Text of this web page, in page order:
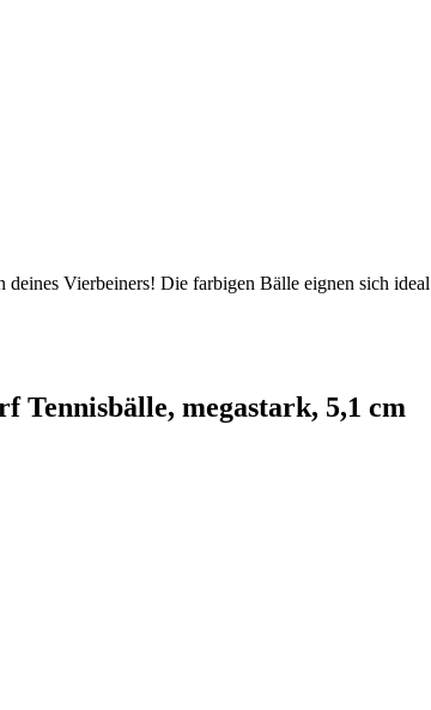
deines Vierbeiners! Die farbigen Bälle eignen sich
Tennisbälle, megastark, 5,1 cm